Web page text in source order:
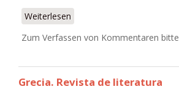
Weiterlesen
Zum Verfassen von Kommentaren bitte
Grecia. Revista de literatura